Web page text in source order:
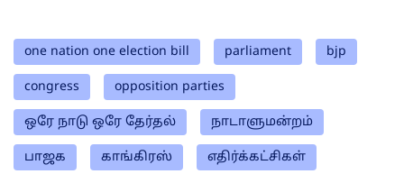
one nation one election bill parliament bjp
congress opposition parties
ஒரே நாடு ஒரே தேர்தல் நாடாளுமன்றம்
பாஜக காங்கிரஸ் எதிர்க்கட்சிகள்